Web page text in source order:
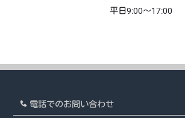
平日9:00～17:00
電話でのお問い合わせ